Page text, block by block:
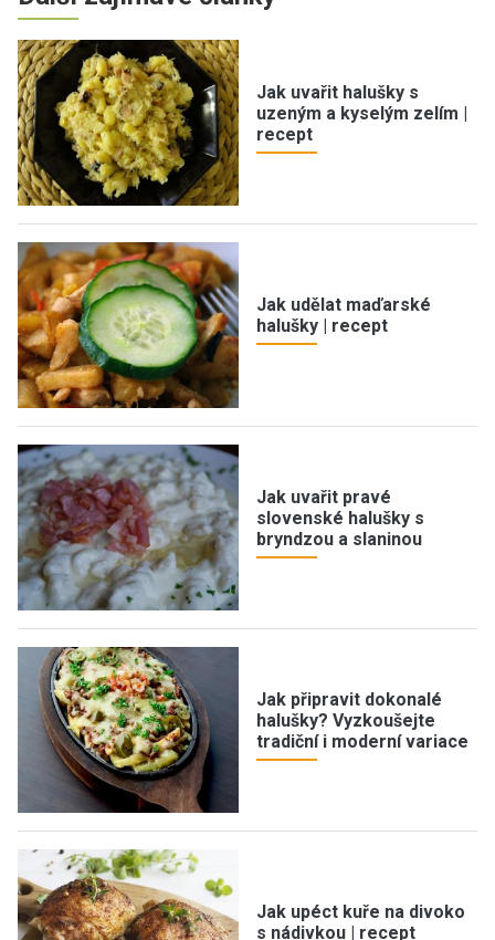
Jak uvařit halušky s
uzeným a kyselým zelím |
recept
Jak udělat maďarské
halušky | recept
Jak uvařit pravé
slovenské halušky s
bryndzou a slaninou
Jak připravit dokonalé
halušky? Vyzkoušejte
tradiční i moderní variace
Jak upéct kuře na divoko
s nádivkou | recept